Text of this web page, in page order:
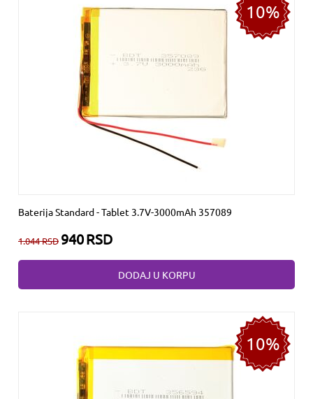
10%
Baterija Standard - Tablet 3.7V-3000mAh 357089
1.044RSD 940RSD
DODAJ U KORPU
10%